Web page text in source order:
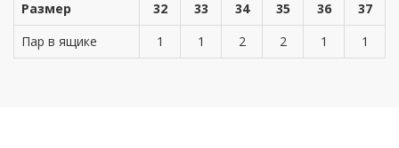
Размер 32 33 34 35 36
37
Пар в ящике
1 1 2 2 1 1